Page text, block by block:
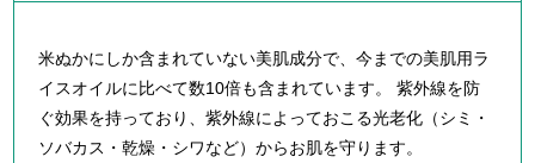
米ぬかにしか含まれていない美肌成分で、今までの美肌用ラ
イスオイルに比べて数10倍も含まれています。 紫外線を防
ぐ効果を持っており、紫外線によっておこる光老化（シミ・
ソバカス・乾燥・シワなど）からお肌を守ります。